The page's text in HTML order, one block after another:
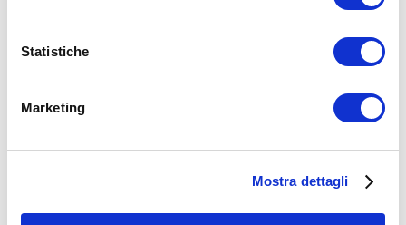
Statistiche
Marketing
Mostra dettagli